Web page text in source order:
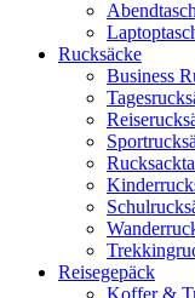
Rucksäcke
Business
Reisegepäck
Koffer &